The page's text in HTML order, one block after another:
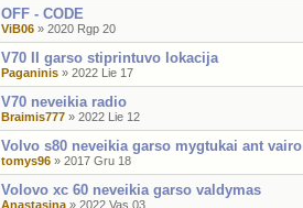
OFF - CODE
ViB06 » 2020 Rgp 20
V70 II garso stiprintuvo lokacija
Paganinis » 2022 Lie 17
V70 neveikia radio
Braimis777 » 2022 Lie 12
Volvo s80 neveikia garso mygtukai ant vairo
tomys96 » 2017 Gru 18
Volovo xc 60 neveikia garso valdymas
Anastasina » 2022 Vas 03